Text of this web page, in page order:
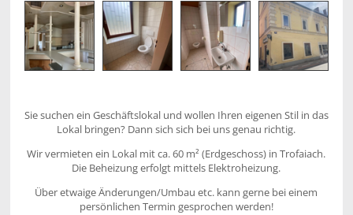
Sie suchen ein Geschäftslokal und wollen Ihren eigenen Stil in das
Lokal bringen? Dann sich sich bei uns genau richtig.
Wir vermieten ein Lokal mit ca. 60 m² (Erdgeschoss) in Trofaiach.
Die Beheizung erfolgt mittels Elektroheizung.
Über etwaige Änderungen/Umbau etc. kann gerne bei einem
persönlichen Termin gesprochen werden!